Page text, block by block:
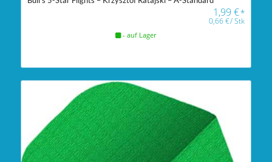
1,99€*
0,66€/Stk
- auf Lager